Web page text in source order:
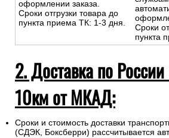
оформлении заказа.
Сроки отгрузки товара до
пункта приема ТК: 1-3 дня.
Сроки
пункта
2. Доставка по
10км от МКАД:
Сроки и стоимость доставки
(СДЭК, Боксберри) рассчитывается